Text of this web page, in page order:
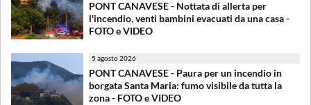
PONT CANAVESE - Nottata di allerta per
l'incendio, venti bambini evacuati da una casa -
FOTO e VIDEO
5 agosto 2026
PONT CANAVESE - Paura per un incendio in
borgata Santa Maria: fumo visibile da tutta la
zona - FOTO e VIDEO